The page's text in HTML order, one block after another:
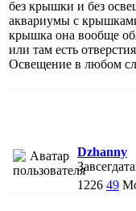
без крышки и без
аквариумы с
крышка она вообще
или там есть
Освещение в любом
Dzhanny
1226 49